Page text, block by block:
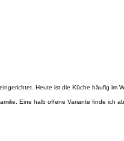
Heute ist die Küche häufig im
Eine halb offene Variante finde ich